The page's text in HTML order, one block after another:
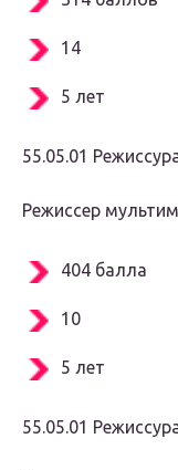
14
5 лет
55.05.01
Режиссер
404 балла
10
5 лет
55.05.01